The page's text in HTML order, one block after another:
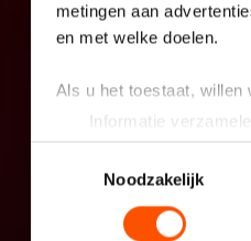
metingen aan
en met welke doelen.
Als u het toestaat, willen
Informatie
Uw apparaat
Lees meer over hoe uw
toestemming op elk
Noodzakelijk